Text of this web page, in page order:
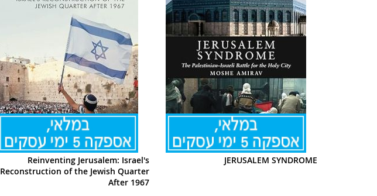
JERUSALEM SYNDROME
Reinventing Jerusalem: Israel's
Reconstruction of the Jewish Quarter
After 1967